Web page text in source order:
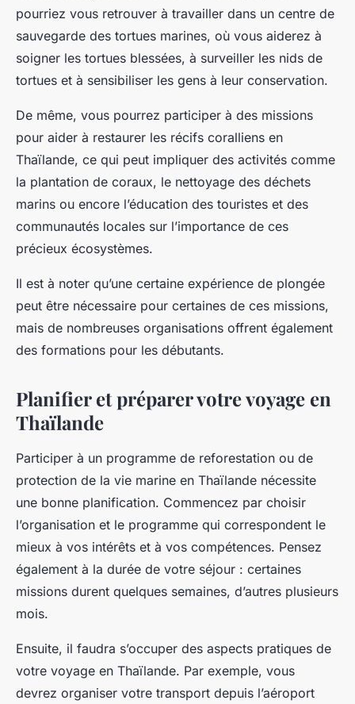
pourriez vous retrouver à travailler dans un centre de
sauvegarde des tortues marines, où vous aiderez à
soigner les tortues blessées, à surveiller les nids de
tortues et à sensibiliser les gens à leur conservation.
De même, vous pourrez participer à des missions
pour aider à restaurer les récifs coralliens en
Thaïlande, ce qui peut impliquer des activités comme
la plantation de coraux, le nettoyage des déchets
marins ou encore l’éducation des touristes et des
communautés locales sur l’importance de ces
précieux écosystèmes.
Il est à noter qu’une certaine expérience de plongée
peut être nécessaire pour certaines de ces missions,
mais de nombreuses organisations offrent également
des formations pour les débutants.
Planifier et préparer votre voyage en
Thaïlande
Participer à un programme de reforestation ou de
protection de la vie marine en Thaïlande nécessite
une bonne planification. Commencez par choisir
l’organisation et le programme qui correspondent le
mieux à vos intérêts et à vos compétences. Pensez
également à la durée de votre séjour : certaines
missions durent quelques semaines, d’autres plusieurs
mois.
Ensuite, il faudra s’occuper des aspects pratiques de
votre voyage en Thaïlande. Par exemple, vous
devrez organiser votre transport depuis l’aéroport